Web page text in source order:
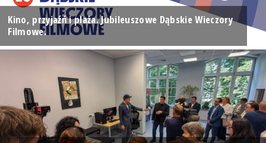
Kino, przyjaźń i plaża. Jubileuszowe Dąbskie Wieczory
Filmowe.